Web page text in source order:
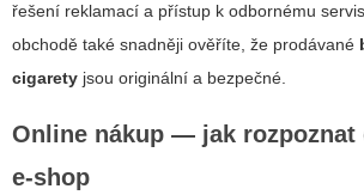
řešení reklamací a přístup k odbornému
obchodě také snadněji ověříte, že prodávané
cigarety jsou originální a bezpečné.
Online nákup — jak rozpoznat
e-shop